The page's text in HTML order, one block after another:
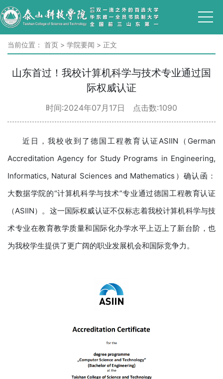
当前位置： 首页 > 学院要闻 > 正文
山东首过！我校计算机科学与技术专业通过国
际权威认证
时间:2024年07月17日 点击数:1090
近日，我校收到了德国工程教育认证ASIIN（German
Accreditation Agency for Study Programs in Engineering,
Informatics, Natural Sciences and Mathematics）确认函：
大数据学院的“计算机科学与技术”专业通过德国工程教育认证
（ASIIN）。这一国际权威认证不仅标志着我校计算机科学与技
术专业在教育教学质量和国际化办学水平上迈上了新台阶，也
为我校学生提供了更广阔的职业发展机会和国际竞争力。